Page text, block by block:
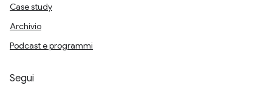
Case study
Archivio
Podcast e programmi
Segui